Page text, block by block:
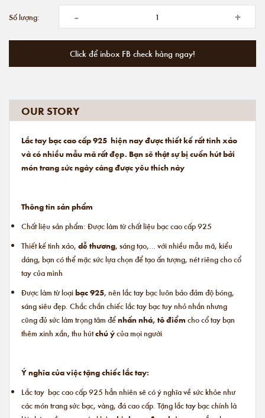
Số lượng: - +
Click để inbox FB check hàng ngay!
OUR STORY
Lắc tay bạc cao cấp 925 hiện nay được thiết kế rất tinh xảo
và có nhiều mẫu mã rất đẹp. Bạn sẽ thật sự bị cuốn hút bởi
món trang sức ngày càng được yêu thích này
Thông tin sản phẩm
Chất liệu sản phẩm: Được làm từ chất liệu bạc cao cấp 925
Thiết kế tinh xảo, dễ thương, sáng tạo,… với nhiều mẫu mã, kiểu
dáng, bạn có thể mặc sức lựa chọn để tạo ấn tượng, nét riêng cho cổ
tay của mình
Được làm từ loạibạc 925, nên lắc tay bạc luôn bảo đảm độ bóng,
sáng siêu đẹp. Chắc chắn chiếc lắc tay bạc tuy nhỏ nhắn nhưng
cũng đủ sức làm trọng tâm đểnhấn nhá, tô điểm cho cổ tay bạn
thêm xinh xắn, thu hútchú ýcủa mọi người
Ý nghĩa của việc tặng chiếc lắc tay:
Lắc tay bạc cao cấp 925 hẳn nhiên sẽ có ý nghĩa về sức khỏe như
các món trang sức bạc, vàng, đá cao cấp. Tặng lắc tay bạc chính là